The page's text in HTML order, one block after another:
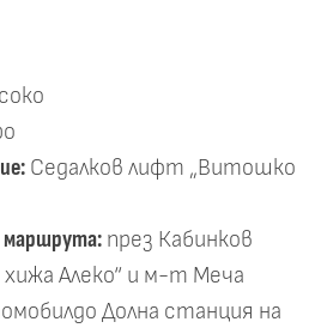
Седалков лифт „Витошко
маршрута: през Кабинков
Алеко“ и м-т Меча
Долна станция на